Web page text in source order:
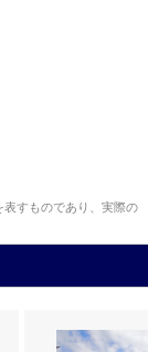
すものであり、実際の